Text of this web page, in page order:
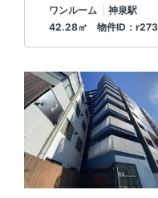
ワンルーム
神泉駅
42.28㎡ 物件ID：